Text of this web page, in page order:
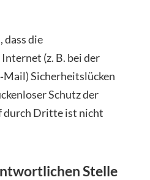
dass die
(z. B. bei der
Sicherheitslücken
Schutz der
durch Dritte ist nicht
Stelle